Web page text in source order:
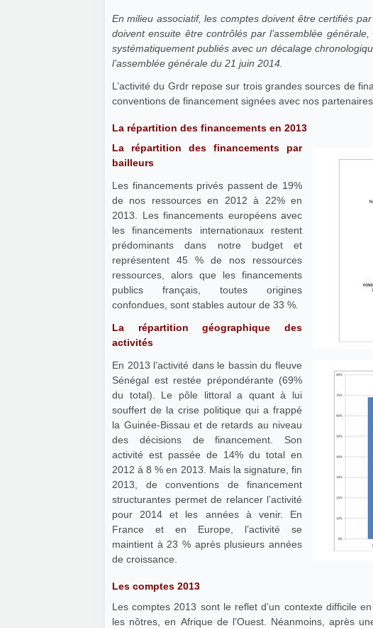
En milieu associatif, les comptes doivent être certifiés
doivent ensuite être contrôlés par l’assemblée
systématiquement publiés avec un décalage
l’assemblée générale du 21 juin 2014.
L’activité du Grdr repose sur trois grandes sources de
La répartition des financements en 2013
La répartition des financements par
bailleurs
Les financements privés passent de 19%
de nos ressources en 2012 à 22% en
2013. Les financements européens avec
les financements internationaux restent
prédominants dans notre budget et
représentent 45 % de nos ressources
ressources, alors que les financements
publics français, toutes origines
confondues, sont stables autour de 33 %.
La répartition géographique des
activités
En 2013 l’activité dans le bassin du fleuve
Sénégal est restée prépondérante (69%
du total). Le pôle littoral a quant à lui
souffert de la crise politique qui a frappé
la Guinée-Bissau et de retards au niveau
des décisions de financement. Son
activité est passée de 14% du total en
2012 à 8 % en 2013. Mais la signature, fin
2013, de conventions de financement
structurantes permet de relancer l’activité
pour 2014 et les années à venir. En
France et en Europe, l’activité se
maintient à 23 % après plusieurs années
de croissance.
Les comptes 2013
Les comptes 2013 sont le reflet d’un contexte difficile
les nôtres, en Afrique de l’Ouest. Néanmoins, après